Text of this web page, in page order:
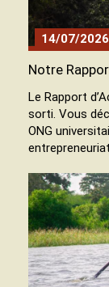
14/07/2026
Notre
Le Rapport
sorti. Vous
ONG